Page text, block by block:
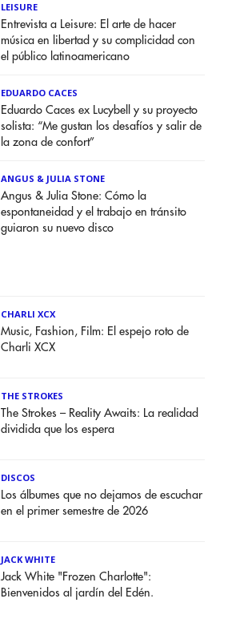
LEISURE
Entrevista a Leisure: El arte de hacer
música en libertad y su complicidad con
el público latinoamericano
EDUARDO CACES
Eduardo Caces ex Lucybell y su proyecto
solista: “Me gustan los desafíos y salir de
la zona de confort”
ANGUS & JULIA STONE
Angus & Julia Stone: Cómo la
espontaneidad y el trabajo en tránsito
guiaron su nuevo disco
CHARLI XCX
Music, Fashion, Film: El espejo roto de
Charli XCX
THE STROKES
The Strokes – Reality Awaits: La realidad
dividida que los espera
DISCOS
Los álbumes que no dejamos de escuchar
en el primer semestre de 2026
JACK WHITE
Jack White "Frozen Charlotte":
Bienvenidos al jardín del Edén.